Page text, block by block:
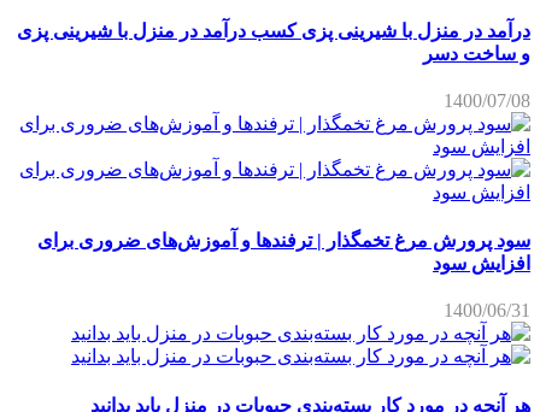
درآمد در منزل با شیرینی پزی کسب درآمد در منزل با شیرینی پزی
و ساخت دسر
1400/07/08
سود پرورش مرغ تخمگذار | ترفندها و آموزش‌های ضروری برای
افزایش سود
1400/06/31
هر آنچه در مورد کار بسته‌بندی حبوبات در منزل باید بدانید